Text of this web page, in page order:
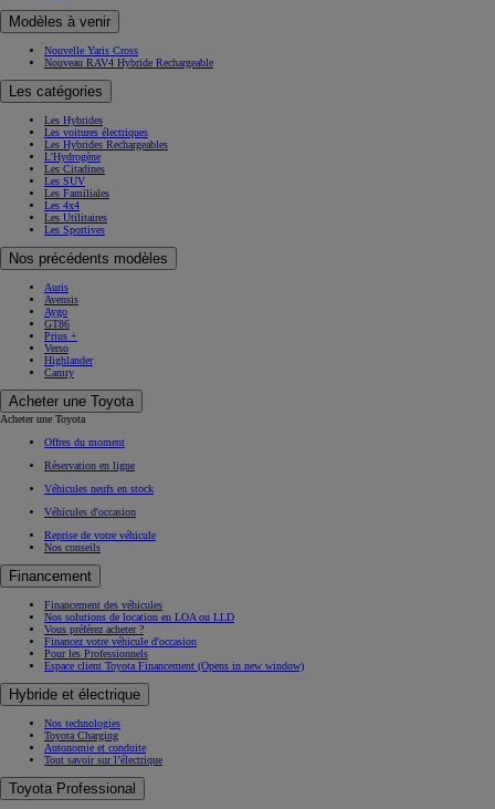
Modèles à venir
Nouvelle Yaris Cross
Nouveau RAV4 Hybride Rechargeable
Les catégories
Les Hybrides
Les voitures électriques
Les Hybrides Rechargeables
L'Hydrogène
Les Citadines
Les SUV
Les Familiales
Les 4x4
Les Utilitaires
Les Sportives
Nos précédents modèles
Auris
Avensis
Aygo
GT86
Prius +
Verso
Highlander
Camry
Acheter une Toyota
Acheter une Toyota
Offres du moment
Réservation en ligne
Véhicules neufs en stock
Véhicules d'occasion
Reprise de votre véhicule
Nos conseils
Financement
Financement des véhicules
Nos solutions de location en LOA ou LLD
Vous préférez acheter ?
Financez votre véhicule d'occasion
Pour les Professionnels
Espace client Toyota Financement (Opens in new window)
Hybride et électrique
Nos technologies
Toyota Charging
Autonomie et conduite
Tout savoir sur l’électrique
Toyota Professional